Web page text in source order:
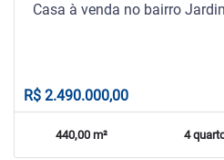
Casa à venda no bairro
R$ 2.490.000,00
440,00 m² 4